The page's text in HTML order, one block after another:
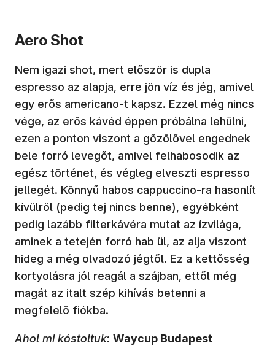
Aero Shot
Nem igazi shot, mert először is dupla
espresso az alapja, erre jön víz és jég, amivel
egy erős americano-t kapsz. Ezzel még nincs
vége, az erős kávéd éppen próbálna lehűlni,
ezen a ponton viszont a gőzölővel engednek
bele forró levegőt, amivel felhabosodik az
egész történet, és végleg elveszti espresso
jellegét. Könnyű habos cappuccino-ra hasonlít
kívülről (pedig tej nincs benne), egyébként
pedig lazább filterkávéra mutat az ízvilága,
aminek a tetején forró hab ül, az alja viszont
hideg a még olvadozó jégtől. Ez a kettősség
kortyolásra jól reagál a szájban, ettől még
magát az italt szép kihívás betenni a
megfelelő fiókba.
Ahol mi kóstoltuk: Waycup Budapest